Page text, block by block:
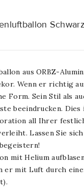
aus ORBZ-
Wenn er richtig
Form. Sein Stil als
beeindrucken.
all Ihrer
Lassen Sie
mit Helium
er mit Luft durch